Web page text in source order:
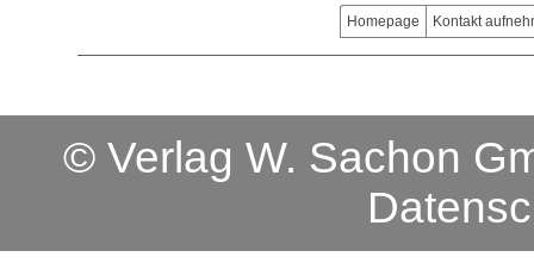
Homepage Kontakt
© Verlag W. Sachon